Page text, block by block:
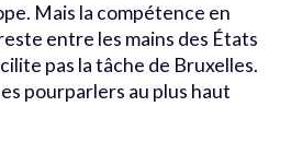
Mais la compétence en
entre les mains des États
pas la tâche de Bruxelles.
pourparlers au plus haut